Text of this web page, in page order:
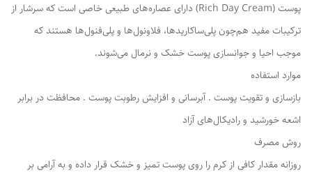
پوست (Rich Day Cream) دارای عصاره‌های طبیعی خاصی است که سرشار از
ترکیبات مفید هم‌چون پلی‌ساکاریدها، فلاونول‌ها و پلی‌فنول‌ها هستند که
موجب احیا و جوانسازی پوست خشک و نرمال می‌شوند.
موارد استفاده
بازسازی و تقویت پوست . آبرسانی و افزایش رطوبت پوست . محافظت در برابر
اشعه خورشید و رادیکال‌های آزاد
روش مصرف
روزانه مقدار کافی از کرم را روی پوست تمیز و خشک قرار داده و به آرامی بر